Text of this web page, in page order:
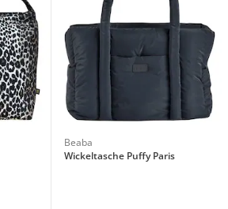
Beaba
Wickeltasche Puffy Paris